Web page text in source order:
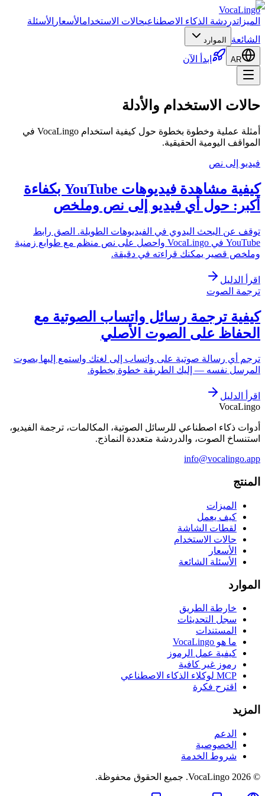
VocaLingo
الميزاتدردشة الذكاء الاصطناعيحالات الاستخدامالأسعار الأسئلة
الشائعة
الموارد
AR ابدأ الآن
حالات الاستخدام والأدلة
أمثلة عملية وخطوة بخطوة حول كيفية استخدام VocaLingo في
المواقف اليومية الحقيقية.
فيديو إلى نص
كيفية مشاهدة فيديوهات YouTube بكفاءة
أكبر: حول أي فيديو إلى نص وملخص
توقف عن البحث اليدوي في الفيديوهات الطويلة. الصق رابط
YouTube في VocaLingo واحصل على نص منظم مع طوابع زمنية
وملخص قصير يمكنك قراءته في دقيقة.
اقرأ الدليل
ترجمة الصوت
كيفية ترجمة رسائل واتساب الصوتية مع
الحفاظ على الصوت الأصلي
ترجم أي رسالة صوتية على واتساب إلى لغتك واستمع إليها بصوت
المرسل نفسه — إليك الطريقة خطوة بخطوة.
اقرأ الدليل
VocaLingo
أدوات ذكاء اصطناعي للرسائل الصوتية، المكالمات، ترجمة الفيديو،
استنساخ الصوت، والدردشة متعددة النماذج.
info@vocalingo.app
المنتج
الميزات
كيف يعمل
لقطات الشاشة
حالات الاستخدام
الأسعار
الأسئلة الشائعة
الموارد
خارطة الطريق
سجل التحديثات
المستندات
ما هو VocaLingo
كيفية عمل الرموز
رموز غير كافية
MCP لوكلاء الذكاء الاصطناعي
اقترح فكرة
المزيد
الدعم
الخصوصية
شروط الخدمة
© 2026 VocaLingo. جميع الحقوق محفوظة.